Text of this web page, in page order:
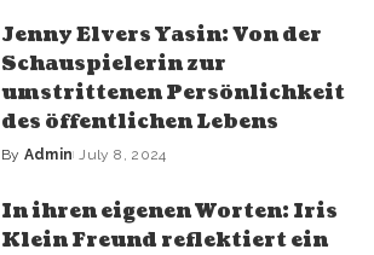
Jenny Elvers Yasin: Von der
Schauspielerin zur
umstrittenen Persönlichkeit
des öffentlichen Lebens
By Admin July 8, 2024
In ihren eigenen Worten: Iris
Klein Freund reflektiert ein